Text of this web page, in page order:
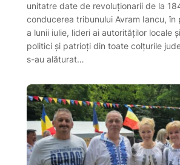
unitatre date de revoluționarii de la
conducerea tribunului Avram Iancu, în
a lunii iulie, lideri ai autorităților locale
politici și patrioți din toate colțurile
s-au alăturat…